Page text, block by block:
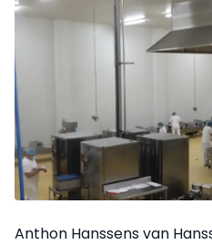
Anthon Hanssens van